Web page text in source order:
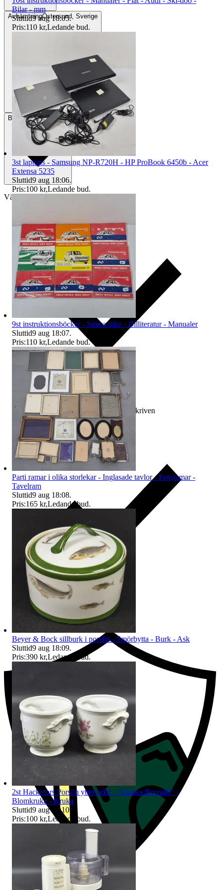
AvhämtningÖstersund, Sverige
BetalningVia Tradera
Välj till köparskydd
Ersättning om varan inte är som beskriven
Ersättning om du inte får din vara
Bilar - mm
Sluttid9 aug 18:05.
Pris:110 kr,Ledande bud.
3st laptops - Samsung NP-R720H - HP ProBook 6450b - Acer
Extensa 5235
Sluttid9 aug 18:06.
Pris:100 kr,Ledande bud.
9st instruktionsböcker - Simca bilar - Billiteratur - Manualer
Sluttid9 aug 18:07.
Pris:110 kr,Ledande bud.
Parti ramar i olika storlekar - Inglasade tavlor - Fotoramar -
Tavelram
Sluttid9 aug 18:08.
Pris:165 kr,Ledande bud.
Beyer & Bock sillburk i porslin - Smörbytta - Burk - Ask
Sluttid9 aug 18:09.
Pris:390 kr,Ledande bud.
2st Hackefors Porslin ytterfoder - "Linnea Borealis" -
Blomkruka - Kruka
Sluttid9 aug 18:10.
Pris:100 kr,Ledande bud.